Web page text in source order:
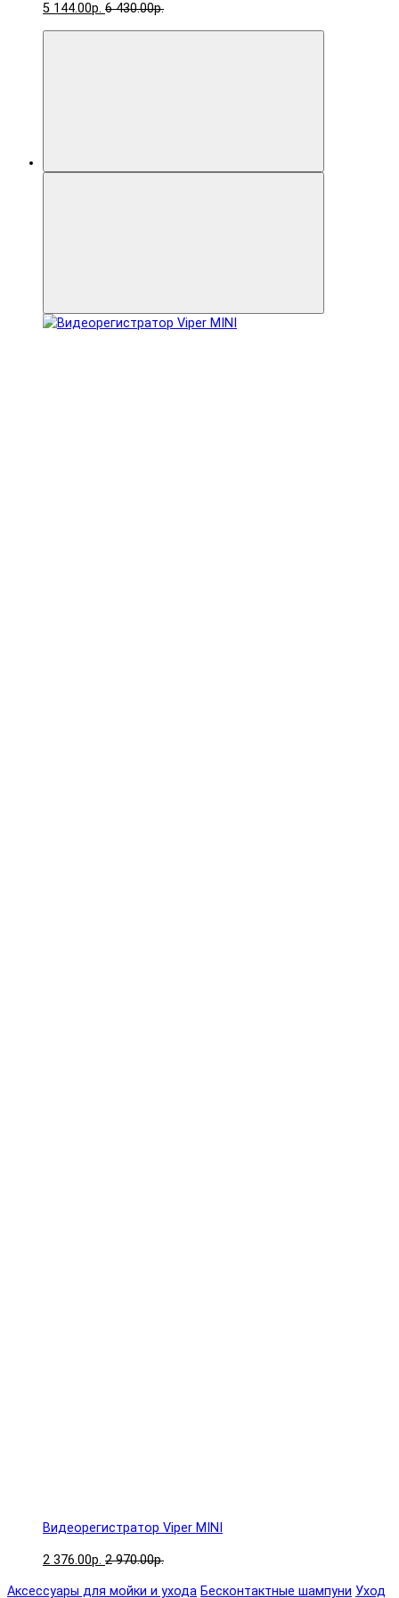
5 144.00р. 6 430.00р.
Видеорегистратор Viper MINI
2 376.00р. 2 970.00р.
Аксессуары для мойки и ухода Бесконтактные шампуни Уход